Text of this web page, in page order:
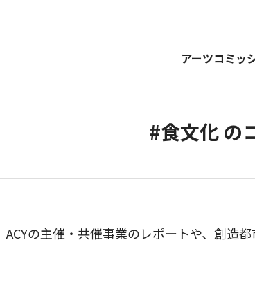
アーツコミッ
#食文化 の
ACYの主催・共催事業のレポートや、創造